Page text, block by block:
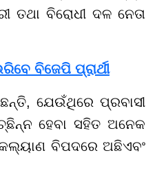
ବିରୋଧୀ ଦଳ ନେତା
ବିଜେପି ପ୍ରାର୍ଥୀ
ଯେଉଁଥିରେ ପ୍ରବାସୀ
ହେବା ସହିତ ଅନେକ
ବିପଦରେ ଅଛିଏବଂ